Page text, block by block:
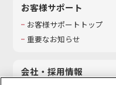
お客様サポート
お客様サポートトップ
重要なお知らせ
会社・採用情報